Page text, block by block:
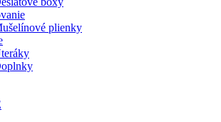
plienky